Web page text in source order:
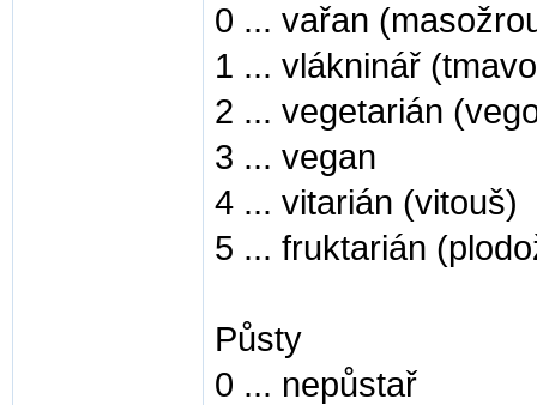
0 ... vařan
1 ... vlákninář
2 ... vegetarián
3 ... vegan
4 ... vitarián (vitouš)
5 ... fruktarián
Půsty
0 ... nepůstař